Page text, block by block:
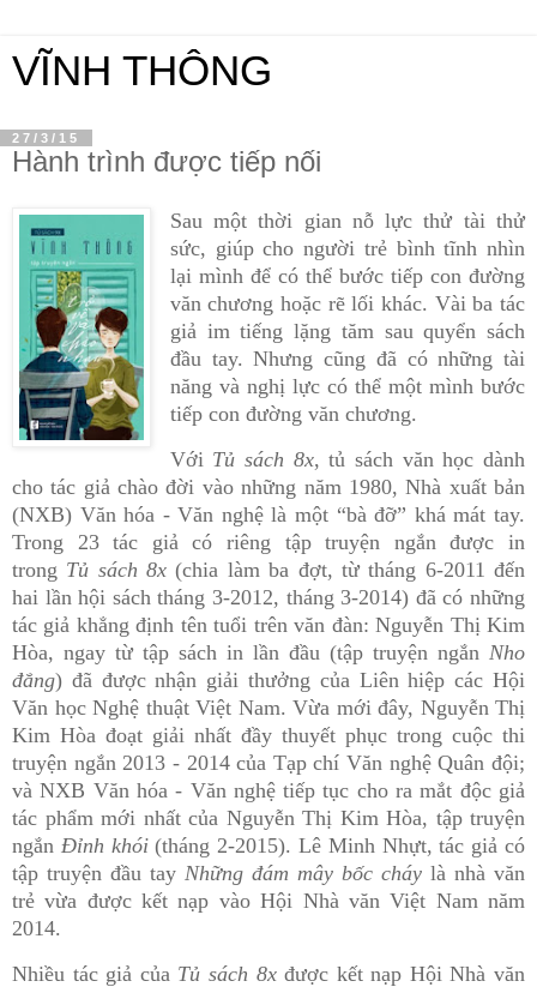
VĨNH THÔNG
27/3/15
Hành trình được tiếp nối
Sau một thời gian nỗ lực thử tài thử
sức, giúp cho người trẻ bình tĩnh nhìn
lại mình để có thể bước tiếp con đường
văn chương hoặc rẽ lối khác. Vài ba tác
giả im tiếng lặng tăm sau quyển sách
đầu tay. Nhưng cũng đã có những tài
năng và nghị lực có thể một mình bước
tiếp con đường văn chương.
Với Tủ sách 8x, tủ sách văn học dành
cho tác giả chào đời vào những năm 1980, Nhà xuất bản
(NXB) Văn hóa - Văn nghệ là một “bà đỡ” khá mát tay.
Trong 23 tác giả có riêng tập truyện ngắn được in
trong Tủ sách 8x (chia làm ba đợt, từ tháng 6-2011 đến
hai lần hội sách tháng 3-2012, tháng 3-2014) đã có những
tác giả khẳng định tên tuổi trên văn đàn: Nguyễn Thị Kim
Hòa, ngay từ tập sách in lần đầu (tập truyện ngắn Nho
đắng) đã được nhận giải thưởng của Liên hiệp các Hội
Văn học Nghệ thuật Việt Nam. Vừa mới đây, Nguyễn Thị
Kim Hòa đoạt giải nhất đầy thuyết phục trong cuộc thi
truyện ngắn 2013 - 2014 của Tạp chí Văn nghệ Quân đội;
và NXB Văn hóa - Văn nghệ tiếp tục cho ra mắt độc giả
tác phẩm mới nhất của Nguyễn Thị Kim Hòa, tập truyện
ngắn Đỉnh khói(tháng 2-2015). Lê Minh Nhựt, tác giả có
tập truyện đầu tay Những đám mây bốc cháy là nhà văn
trẻ vừa được kết nạp vào Hội Nhà văn Việt Nam năm
2014.
Nhiều tác giả của Tủ sách 8xđược kết nạp Hội Nhà văn